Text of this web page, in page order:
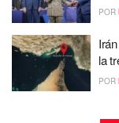
POR
la
POR